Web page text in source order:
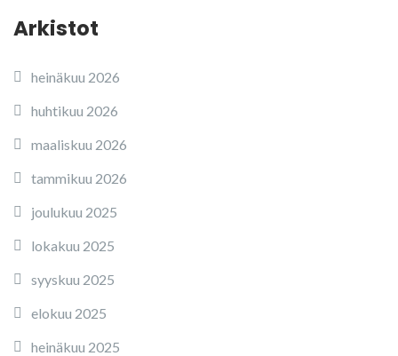
Arkistot
heinäkuu 2026
huhtikuu 2026
maaliskuu 2026
tammikuu 2026
joulukuu 2025
lokakuu 2025
syyskuu 2025
elokuu 2025
heinäkuu 2025